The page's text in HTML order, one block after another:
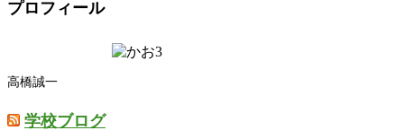
プロフィール
高橋誠一
学校ブログ